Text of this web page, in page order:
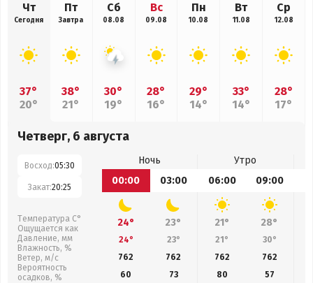
Чт
Сегодня
37°
20°
Пт
Завтра
38°
21°
Сб
08.08
30°
19°
Вс
09.08
28°
16°
Пн
10.08
29°
14°
Вт
11.08
33°
14°
Ср
12.08
28°
17°
Четверг, 6 августа
Восход:05:30
Закат:20:25
Температура С°
Ощущается как
Давление, мм
Влажность, %
Ветер, м/с
Вероятность
осадков, %
Ночь
Утро
00:00
03:00 06:00 09:00
24° 23° 21° 28°
24° 23° 21° 30°
762
762 762 762
60
73 80 57